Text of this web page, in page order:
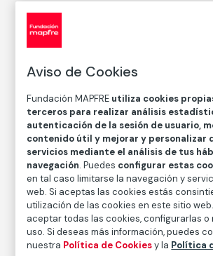
Garaje con ascensor, Chicago
John Gutmann
Copia en papel baritado con emulsión
plata
Medidas
Medidas mancha: 36 × 32,7 cm
Medidas papel: 43 × 35,7 cm
Inventario
FM000858
Fecha
1936/1981-1982
Aviso de Cookies
Fundación MAPFRE utiliza cookies
terceros para realizar análisis
autenticación de la sesión de usuario,
contenido útil y mejorar y personalizar
servicios mediante el análisis de tus
navegación. Puedes configurar estas
en tal caso limitarse la navegación y
web. Si aceptas las cookies estás
utilización de las cookies en este sitio
aceptar todas las cookies, configurarlas o
uso. Si deseas más información, puedes
nuestra Política de Cookiesy la Política